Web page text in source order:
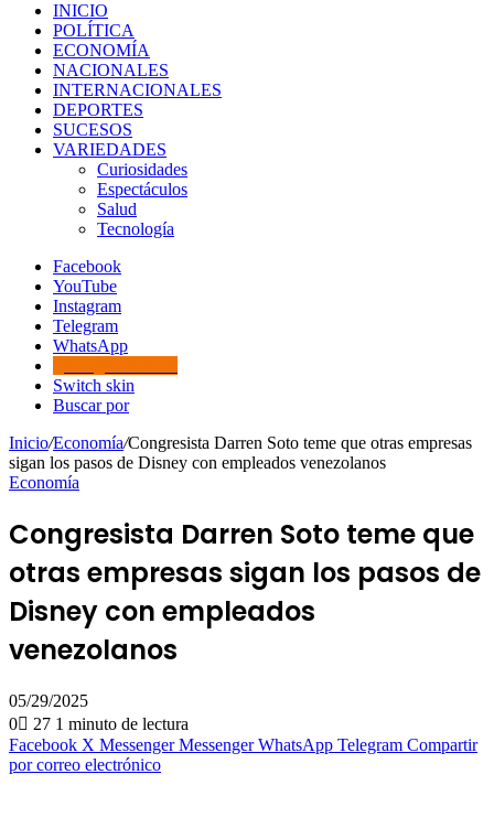
INICIO
POLÍTICA
ECONOMÍA
NACIONALES
INTERNACIONALES
DEPORTES
SUCESOS
VARIEDADES
Curiosidades
Espectáculos
Salud
Tecnología
Facebook
YouTube
Instagram
Telegram
WhatsApp
Switch skin
Buscar por
Inicio/Economía/Congresista Darren Soto teme que otras empresas
sigan los pasos de Disney con empleados venezolanos
Economía
Congresista Darren Soto teme que
otras empresas sigan los pasos de
Disney con empleados
venezolanos
05/29/2025
0
27 1 minuto de lectura
Facebook X Messenger Messenger WhatsApp Telegram Compartir
por correo electrónico